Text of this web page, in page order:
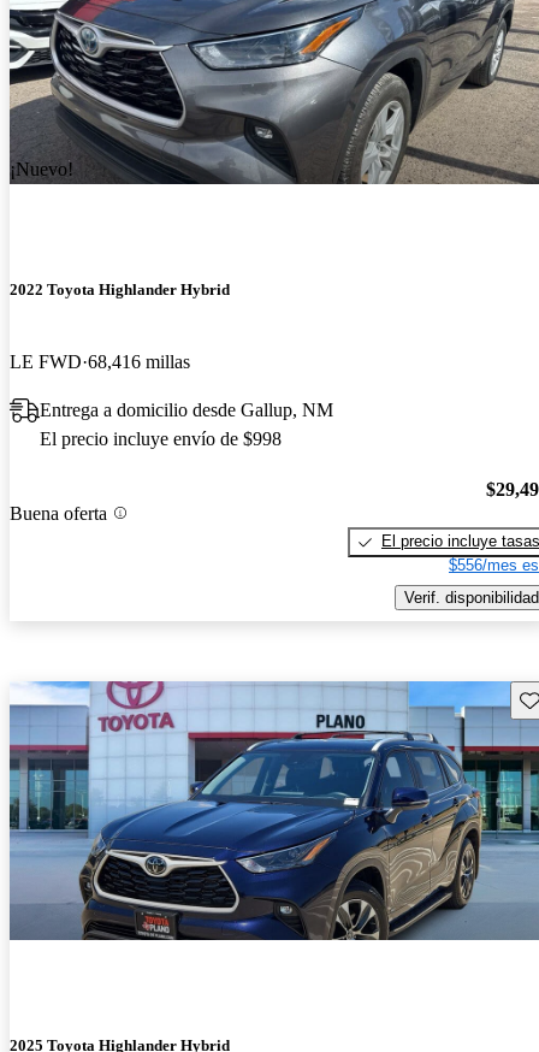
¡Nuevo!
2022 Toyota Highlander Hybrid
LE FWD 68,416 millas
Entrega a domicilio desde Gallup, NM
El precio incluye envío de $998
Buena oferta
El precio incluye tasas
$556/mes
Verif. disponibilidad
2025 Toyota Highlander Hybrid